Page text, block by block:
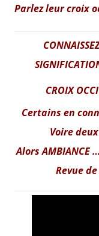
Parlez leur croix
CROIX
Certains en
Voire
Alors AMBIANCE
Revue